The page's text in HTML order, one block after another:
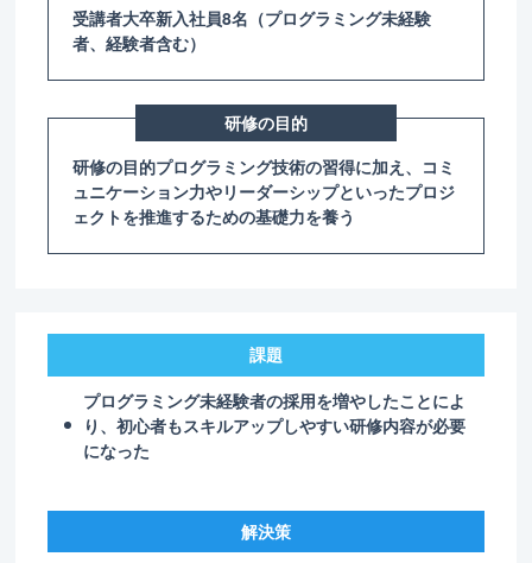
受講者大卒新入社員8名（プログラミング未経験
者、経験者含む）
研修の目的
研修の目的プログラミング技術の習得に加え、コミ
ュニケーション力やリーダーシップといったプロジ
ェクトを推進するための基礎力を養う
課題
プログラミング未経験者の採用を増やしたことによ
り、初心者もスキルアップしやすい研修内容が必要
になった
解決策